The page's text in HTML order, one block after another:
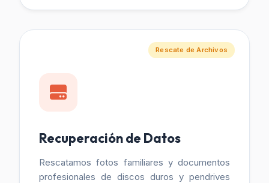
Rescate de Archivos
Recuperación de Datos
Rescatamos fotos familiares y documentos
profesionales de discos duros y pendrives